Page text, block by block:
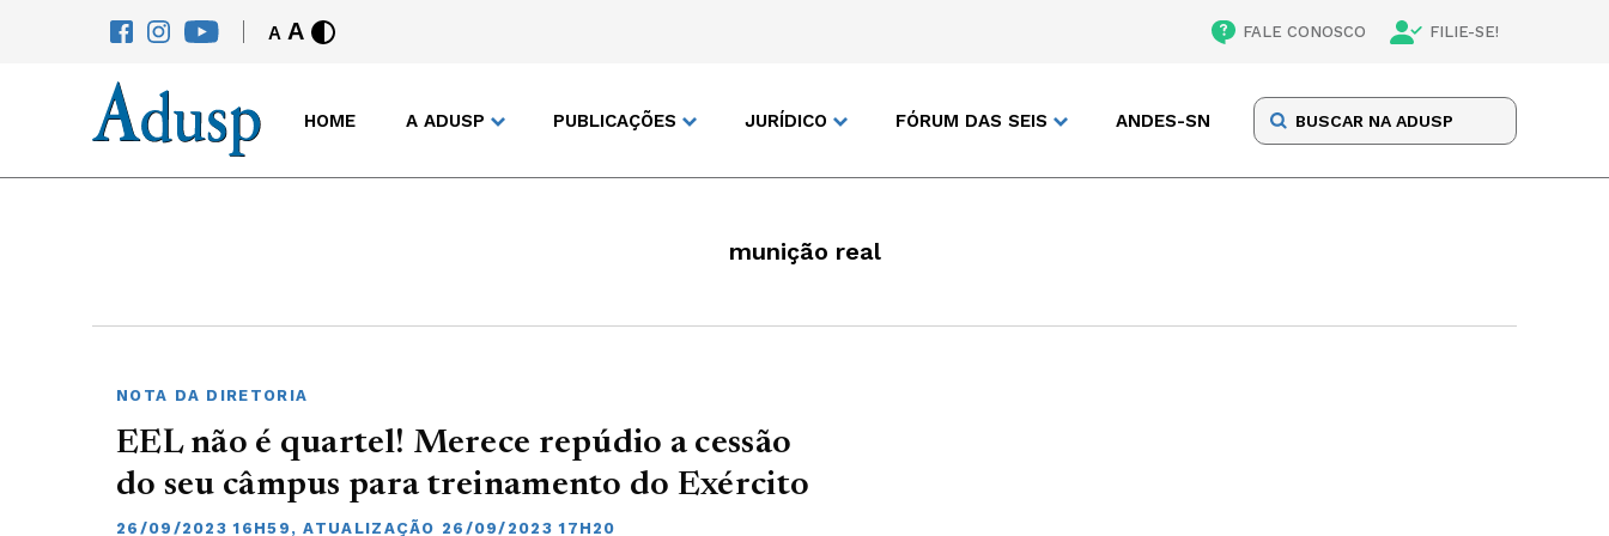
A A FALE CONOSCO FILIE-SE!
HOME A ADUSP PUBLICAÇÕES JURÍDICO FÓRUM DAS SEIS ANDES-SN
munição real
NOTA DA DIRETORIA
EEL não é quartel! Merece repúdio a cessão
do seu câmpus para treinamento do Exército
26/09/2023 16H59, ATUALIZAÇÃO 26/09/2023 17H20